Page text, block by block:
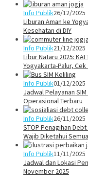
Info Publik26/12/2025
Liburan Aman ke
Kesehatan di DIY
Info Publik21/12/2025
Libur Nataru 2025:
Yogyakarta-Palur,
Info Publik01/12/2025
Jadwal Pelayanan
Operasional Terbaru
Info Publik26/11/2025
STOP Penagihan
Wajib Diketahui
Info Publik11/11/2025
Jadwal dan Lokasi
November 2025